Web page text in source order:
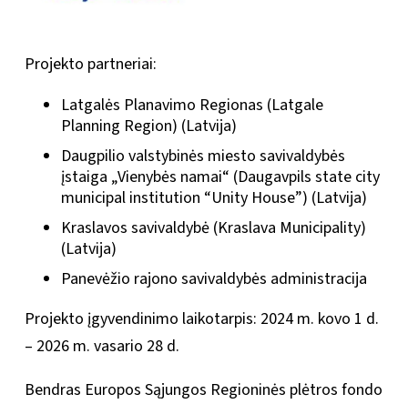
Projekto partneriai:
Latgalės Planavimo Regionas (Latgale
Planning Region) (Latvija)
Daugpilio valstybinės miesto savivaldybės
įstaiga „Vienybės namai“ (Daugavpils state city
municipal institution “Unity House”) (Latvija)
Kraslavos savivaldybė (Kraslava Municipality)
(Latvija)
Panevėžio rajono savivaldybės administracija
Projekto įgyvendinimo laikotarpis: 2024 m. kovo 1 d.
– 2026 m. vasario 28 d.
Bendras Europos Sąjungos Regioninės plėtros fondo